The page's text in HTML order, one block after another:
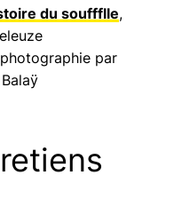
du souffflle,
par